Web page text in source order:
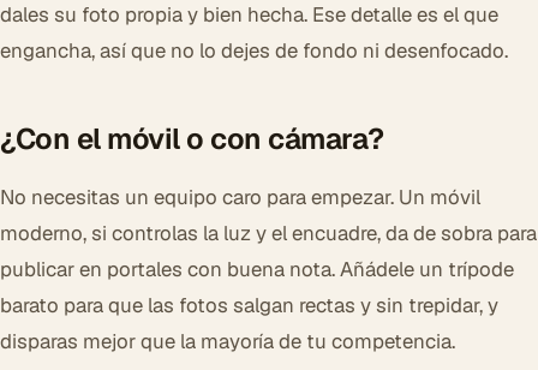
dales su foto propia y bien hecha. Ese detalle es el que
engancha, así que no lo dejes de fondo ni desenfocado.
¿Con el móvil o con cámara?
No necesitas un equipo caro para empezar. Un móvil
moderno, si controlas la luz y el encuadre, da de sobra para
publicar en portales con buena nota. Añádele un trípode
barato para que las fotos salgan rectas y sin trepidar, y
disparas mejor que la mayoría de tu competencia.